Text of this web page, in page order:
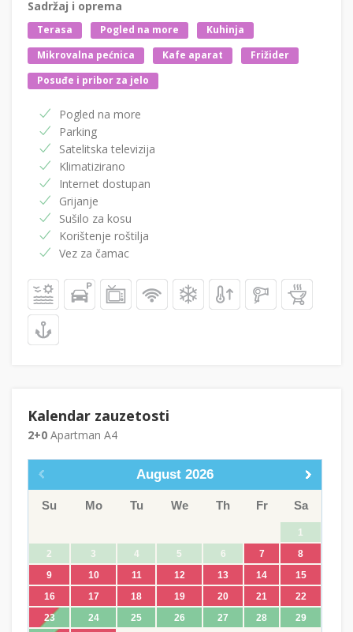
Sadržaj i oprema
Terasa Pogled na more
Kuhinja
Mikrovalna pećnica
Kafe aparat
Frižider
Posuđe i pribor za jelo
Pogled na more
Parking
Satelitska televizija
Klimatizirano
Internet dostupan
Grijanje
Sušilo za kosu
Korištenje roštilja
Vez za čamac
Kalendar zauzetosti
2+0 Apartman A4
August 2026
Su Mo Tu We Th Fr Sa
1
2
3 4 5 6 7
8
9
10 11 12 13 14
15
16
17 18 19 20 21
22
23
24 25 26 27 28
29